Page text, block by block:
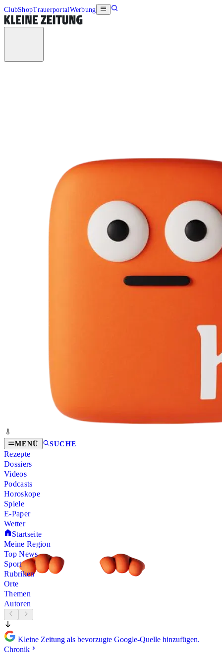
ClubShopTrauerportalWerbung
MENÜ SUCHE
Rezepte
Dossiers
Videos
Podcasts
Horoskope
Spiele
E-Paper
Wetter
Startseite
Meine Region
Top News
Sport
Rubriken
Orte
Themen
Autoren
Kleine Zeitung als bevorzugte Google-Quelle hinzufügen.
Chronik